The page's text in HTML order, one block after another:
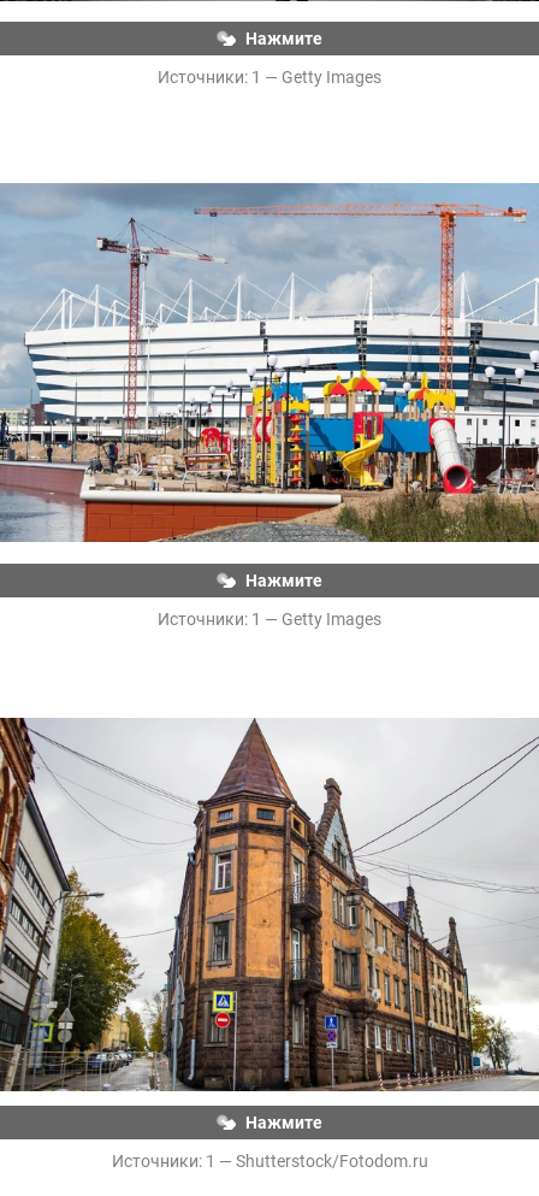
Нажмите
Источники: 1 — Getty Images
Нажмите
Детская площадка рядом с «Ростех Ареной» в
Калининграде
Источники: 1 — Getty Images
Нажмите
«Ведьмин дом» в Выборге
Источники: 1 — Shutterstock/Fotodom.ru